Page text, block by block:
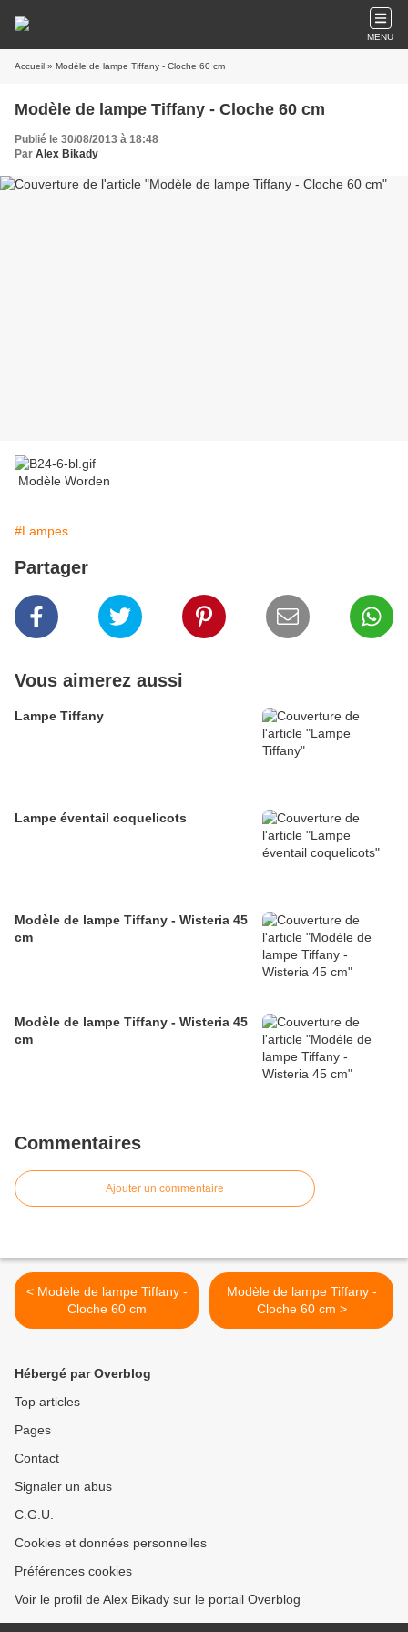
MENU
Accueil » Modèle de lampe Tiffany - Cloche 60 cm
Modèle de lampe Tiffany - Cloche 60 cm
Publié le 30/08/2013 à 18:48
Par Alex Bikady
Modèle Worden
#Lampes
Partager
Vous aimerez aussi
Lampe Tiffany
Lampe éventail coquelicots
Modèle de lampe Tiffany - Wisteria 45
cm
Modèle de lampe Tiffany - Wisteria 45
cm
Commentaires
Ajouter un commentaire
< Modèle de lampe Tiffany -
Cloche 60 cm
Modèle de lampe Tiffany -
Cloche 60 cm >
Hébergé par Overblog
Top articles
Pages
Contact
Signaler un abus
C.G.U.
Cookies et données personnelles
Préférences cookies
Voir le profil de Alex Bikady sur le portail Overblog